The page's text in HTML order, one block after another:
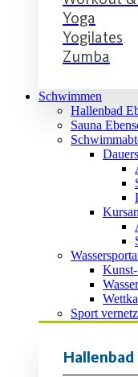
Yoga
Yogilates
Zumba
Schwimmen
Hallenbad
Sauna
Sport
Hallenbad